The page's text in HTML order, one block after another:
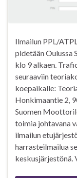
Ilmailun PPL/
pidetään Oulussa
klo 9 alkaen.
seuraaviin
koepaikalle:
Honkimaantie 2,
Suomen
toimia johtavana
ilmailun
harrasteilmailua
keskusjärjestönä.